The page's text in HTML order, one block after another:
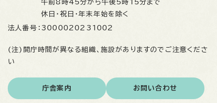
午前8時45分から午後5時15分まで
休日・祝日・年末年始を除く
法人番号： 3000020231002
(注)開庁時間が異なる組織、施設がありますのでご注意くださ
い
庁舎案内 お問い合わせ